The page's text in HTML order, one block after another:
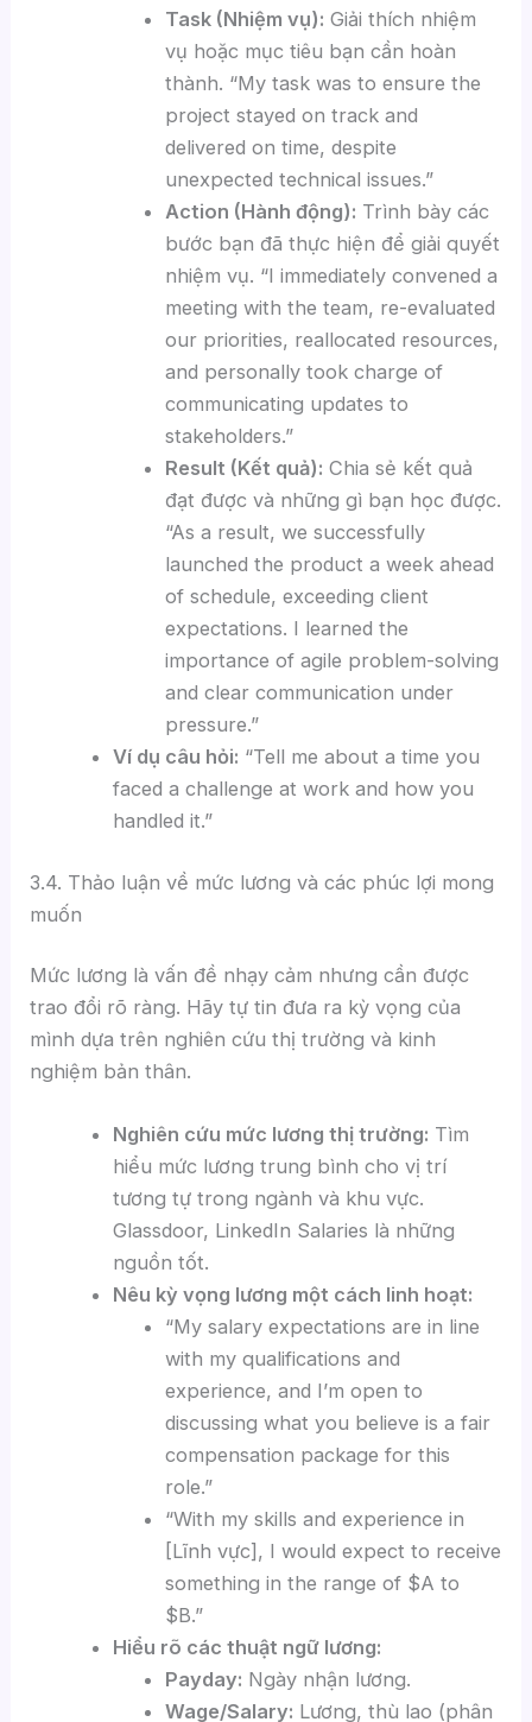
Task (Nhiệm vụ): Giải thích nhiệm
vụ hoặc mục tiêu bạn cần hoàn
thành. “My task was to ensure the
project stayed on track and
delivered on time, despite
unexpected technical issues.”
Action (Hành động): Trình bày các
bước bạn đã thực hiện để giải quyết
nhiệm vụ. “I immediately convened a
meeting with the team, re-evaluated
our priorities, reallocated resources,
and personally took charge of
communicating updates to
stakeholders.”
Result (Kết quả): Chia sẻ kết quả
đạt được và những gì bạn học được.
“As a result, we successfully
launched the product a week ahead
of schedule, exceeding client
expectations. I learned the
importance of agile problem-solving
and clear communication under
pressure.”
Ví dụ câu hỏi: “Tell me about a time you
faced a challenge at work and how you
handled it.”
3.4. Thảo luận về mức lương và các phúc lợi mong
muốn
Mức lương là vấn đề nhạy cảm nhưng cần được
trao đổi rõ ràng. Hãy tự tin đưa ra kỳ vọng của
mình dựa trên nghiên cứu thị trường và kinh
nghiệm bản thân.
Nghiên cứu mức lương thị trường: Tìm
hiểu mức lương trung bình cho vị trí
tương tự trong ngành và khu vực.
Glassdoor, LinkedIn Salaries là những
nguồn tốt.
Nêu kỳ vọng lương một cách linh hoạt:
“My salary expectations are in line
with my qualifications and
experience, and I’m open to
discussing what you believe is a fair
compensation package for this
role.”
“With my skills and experience in
[Lĩnh vực], I would expect to receive
something in the range of $A to
$B.”
Hiểu rõ các thuật ngữ lương:
Payday: Ngày nhận lương.
Wage/Salary: Lương, thù lao (phân